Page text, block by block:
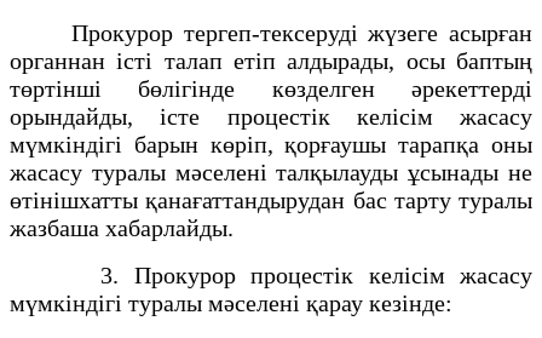
Прокурор тергеп-тексеруді жүзеге асырған
органнан істі талап етіп алдырады, осы баптың
төртінші бөлігінде көзделген әрекеттерді
орындайды, істе процестік келісім жасасу
мүмкіндігі барын көріп, қорғаушы тарапқа оны
жасасу туралы мәселені талқылауды ұсынады не
өтінішхатты қанағаттандырудан бас тарту туралы
жазбаша хабарлайды.
3. Прокурор процестік келісім жасасу
мүмкіндігі туралы мәселені қарау кезінде: